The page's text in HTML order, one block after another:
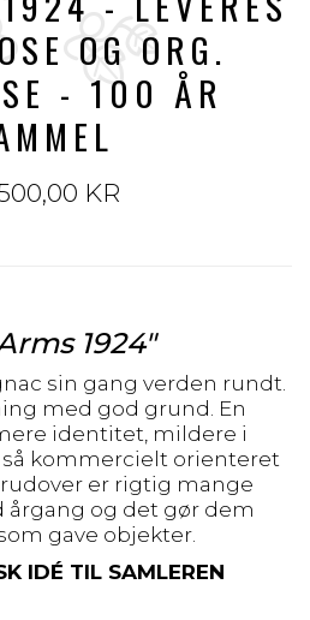
OG ORG.
- 100 ÅR
KR
1924"
sin gang verden rundt.
med god grund. En
identitet, mildere i
kommercielt orienteret
er rigtig mange
årgang og det gør dem
gave objekter.
IDÉ TIL SAMLEREN